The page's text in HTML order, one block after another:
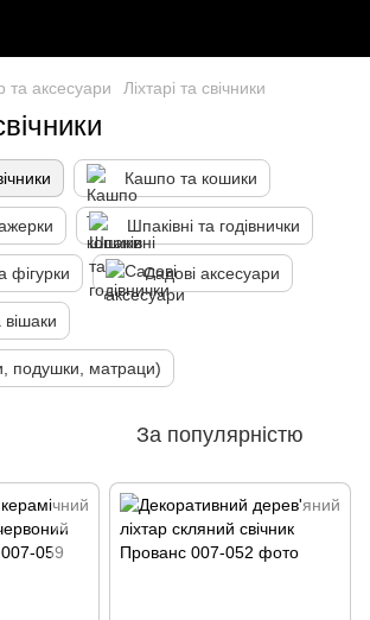
та аксесуари Ліхтарі та свічники
Кашпо та кошики
Шпаківні та годівнички
фігурки Садові аксесуари
подушки, матраци)
За популярністю